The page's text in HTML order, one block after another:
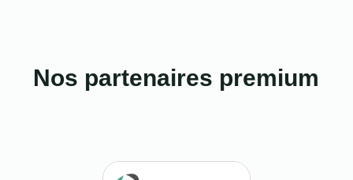
Nos partenaires premium